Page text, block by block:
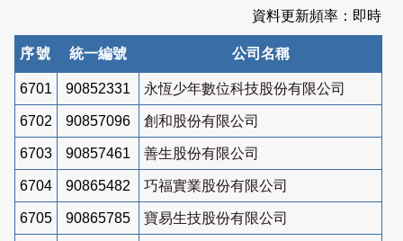
資料更新頻率：即時
序號 統一編號 公司名稱
6701 90852331 永恆少年數位科技股份有限公司
6702 90857096 創和股份有限公司
6703 90857461 善生股份有限公司
6704 90865482 巧福實業股份有限公司
6705 90865785 寶易生技股份有限公司